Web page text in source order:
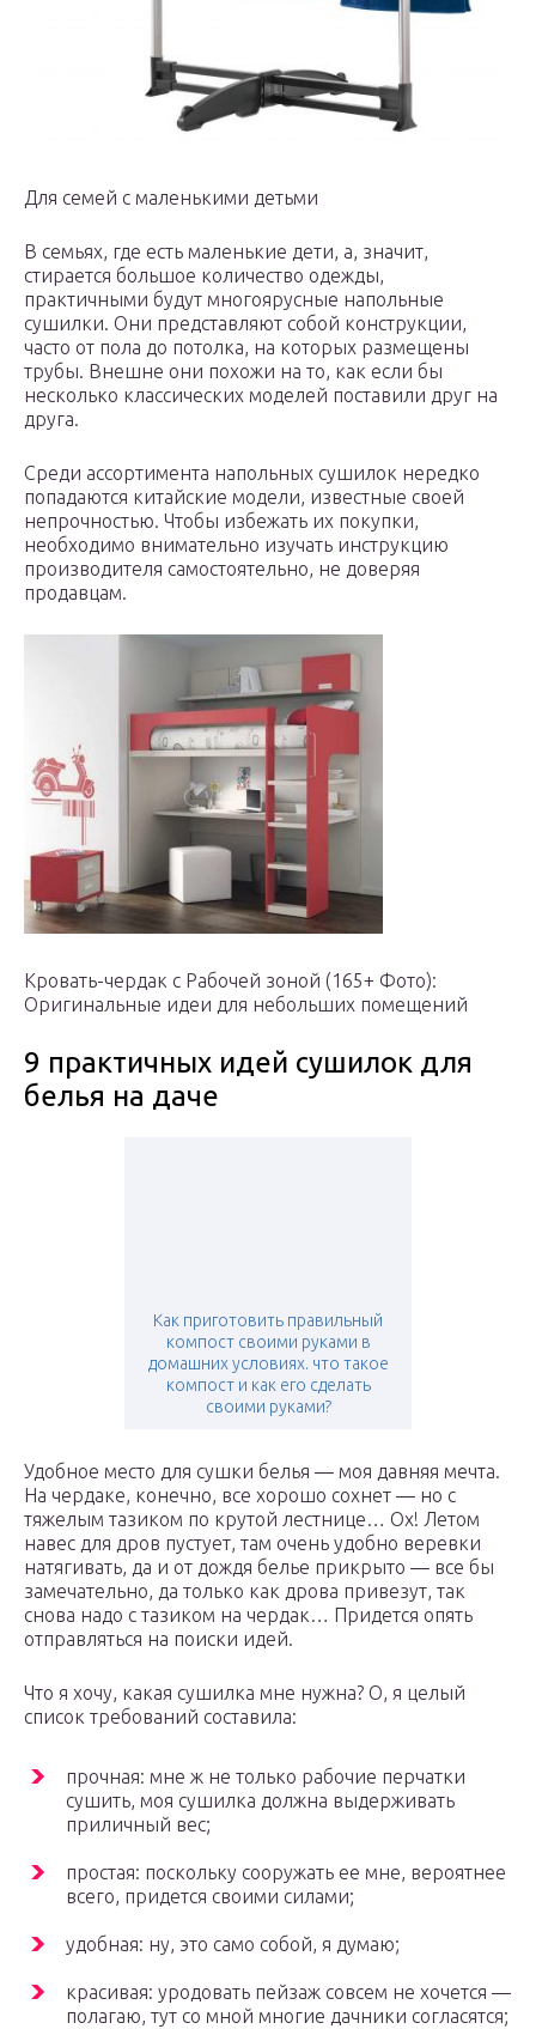
Для семей с маленькими детьми
В семьях, где есть маленькие дети, а, значит,
стирается большое количество одежды,
практичными будут многоярусные напольные
сушилки. Они представляют собой конструкции,
часто от пола до потолка, на которых размещены
трубы. Внешне они похожи на то, как если бы
несколько классических моделей поставили друг на
друга.
Среди ассортимента напольных сушилок нередко
попадаются китайские модели, известные своей
непрочностью. Чтобы избежать их покупки,
необходимо внимательно изучать инструкцию
производителя самостоятельно, не доверяя
продавцам.
Кровать-чердак с Рабочей зоной (165+ Фото):
Оригинальные идеи для небольших помещений
9 практичных идей сушилок для
белья на даче
Как приготовить правильный
компост своими руками в
домашних условиях. что такое
компост и как его сделать
своими руками?
Удобное место для сушки белья — моя давняя мечта.
На чердаке, конечно, все хорошо сохнет — но с
тяжелым тазиком по крутой лестнице… Ох! Летом
навес для дров пустует, там очень удобно веревки
натягивать, да и от дождя белье прикрыто — все бы
замечательно, да только как дрова привезут, так
снова надо с тазиком на чердак… Придется опять
отправляться на поиски идей.
Что я хочу, какая сушилка мне нужна? О, я целый
список требований составила:
прочная: мне ж не только рабочие перчатки
сушить, моя сушилка должна выдерживать
приличный вес;
простая: поскольку сооружать ее мне, вероятнее
всего, придется своими силами;
удобная: ну, это само собой, я думаю;
красивая: уродовать пейзаж совсем не хочется —
полагаю, тут со мной многие дачники согласятся;